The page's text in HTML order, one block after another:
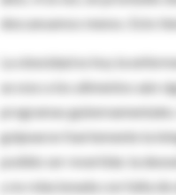
descansamos menos. Esto
La obesidad es hoy la
acceso a los alimentos aún
programas
golpearon fuertemente la
podido ser revertida: la
y no relacionada con falta de